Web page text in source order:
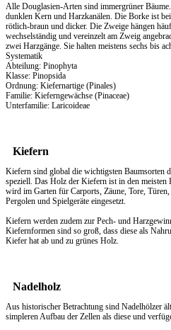
Alle Douglasien-Arten sind immergrüner
dunklen Kern und Harzkanälen. Die Borke ist
rötlich-braun und dicker. Die Zweige hängen
wechselständig und vereinzelt am Zweig
zwei Harzgänge. Sie halten meistens sechs bis
Systematik
Abteilung: Pinophyta
Klasse: Pinopsida
Ordnung: Kiefernartige (Pinales)
Familie: Kieferngewächse (Pinaceae)
Unterfamilie: Laricoideae
Kiefern
Kiefern sind global die wichtigsten Baumsorten
speziell. Das Holz der Kiefern ist in den
wird im Garten für Carports, Zäune, Tore, Türen,
Pergolen und Spielgeräte eingesetzt.
Kiefern werden zudem zur Pech- und
Kiefernformen sind so groß, dass diese als
Kiefer hat ab und zu grünes Holz.
Nadelholz
Aus historischer Betrachtung sind Nadelhölzer
simpleren Aufbau der Zellen als diese und